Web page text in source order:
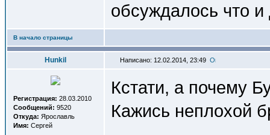
обсуждалось что и
В начало страницы
Hunkil Написано: 12.02.2014, 23:49
Регистрация: 28.03.2010
Сообщений: 9520
Откуда: Ярославль
Имя: Сергей
Кстати, а почему
Кажись неплохой